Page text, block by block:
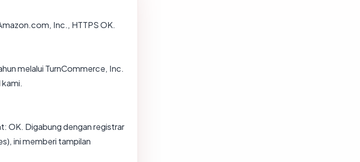
Inc., HTTPS OK.
melalui TurnCommerce, Inc.
OK. Digabung dengan registrar
ini memberi tampilan